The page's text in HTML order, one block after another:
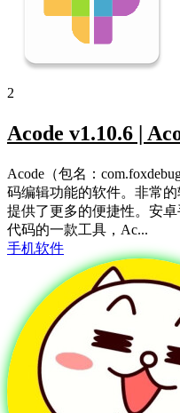
2
Acode v1.10.6 |
Acode（包名：
码编辑功能的软件。非常
提供了更多的便捷性。安
代码的一款工具，Ac...
手机软件